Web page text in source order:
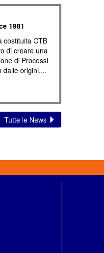
1981
costituita CTB
di creare una
di Processi
dalle origini,...
Tutte le News